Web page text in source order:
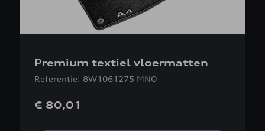
Premium textiel vloermatten
Referentie: 8W1061275 MNO
€ 80,01